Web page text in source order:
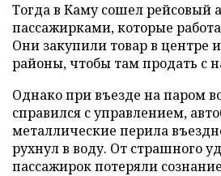
Тогда в Каму сошел рейсовый
пассажирками, которые
Они закупили товар в центре и
районы, чтобы там продать с
Однако при въезде на паром
справился с управлением,
металлические перила
рухнул в воду. От страшного
пассажирок потеряли